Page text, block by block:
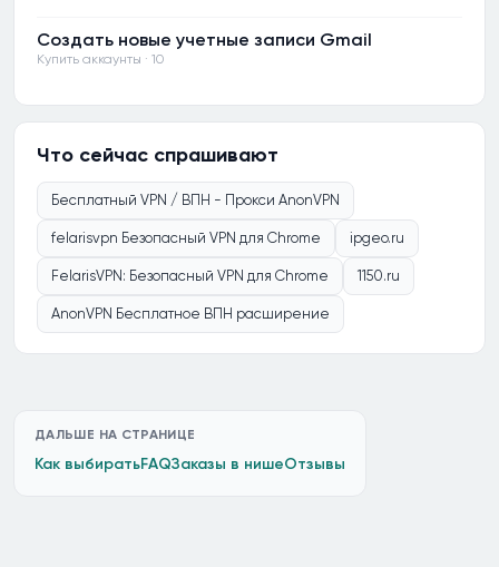
Создать новые учетные записи Gmail
Купить аккаунты · 10
Что сейчас спрашивают
Бесплатный VPN / ВПН - Прокси AnonVPN
felarisvpn Безопасный VPN для Chrome ipgeo.ru
FelarisVPN: Безопасный VPN для Chrome 1150.ru
AnonVPN Бесплатное ВПН расширение
ДАЛЬШЕ НА СТРАНИЦЕ
Как выбиратьFAQЗаказы в нишеОтзывы